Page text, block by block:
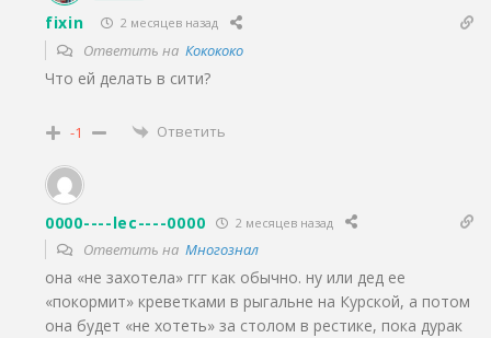
fixin 2 месяцев назад
Ответить на Кокококо
Что ей делать в сити?
-1 Ответить
0000----lec----0000 2 месяцев назад
Ответить на Многознал
она «не захотела» ггг как обычно. ну или дед ее
«покормит» креветками в рыгальне на Курской, а потом
она будет «не хотеть» за столом в рестике, пока дурак